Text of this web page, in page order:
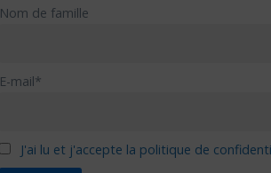
Nom de famille
E-mail*
J'ai lu et j'accepte la politique de